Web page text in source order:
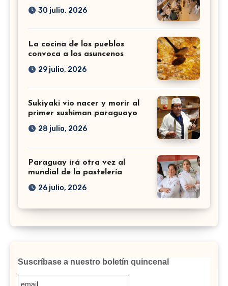
30 julio, 2026
La cocina de los pueblos
convoca a los asuncenos
29 julio, 2026
Sukiyaki vio nacer y morir al
primer sushiman paraguayo
28 julio, 2026
Paraguay irá otra vez al
mundial de la pastelería
26 julio, 2026
Suscríbase a nuestro boletín quincenal